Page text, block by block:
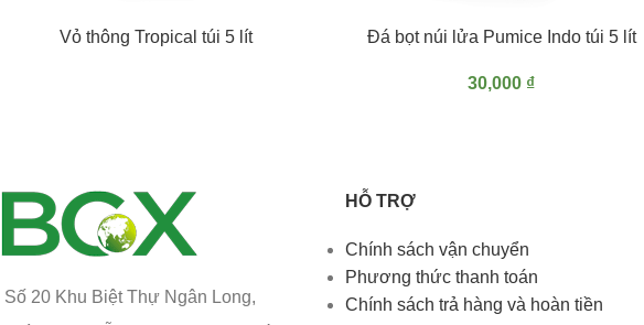
ĐỌC TIẾPVỏ thông Tropical túi 5 lít ĐỌC TIẾP
Đá bọt núi lửa Pumice Indo túi 5 lít
30,000 ₫
Số 20 Khu Biệt Thự Ngân Long,
HỖ TRỢ
Chính sách vận chuyển
Phương thức thanh toán
Chính sách trả hàng và hoàn tiền